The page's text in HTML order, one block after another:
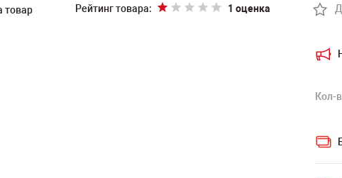
Рейтинг товара: 1 оценка
Кол-